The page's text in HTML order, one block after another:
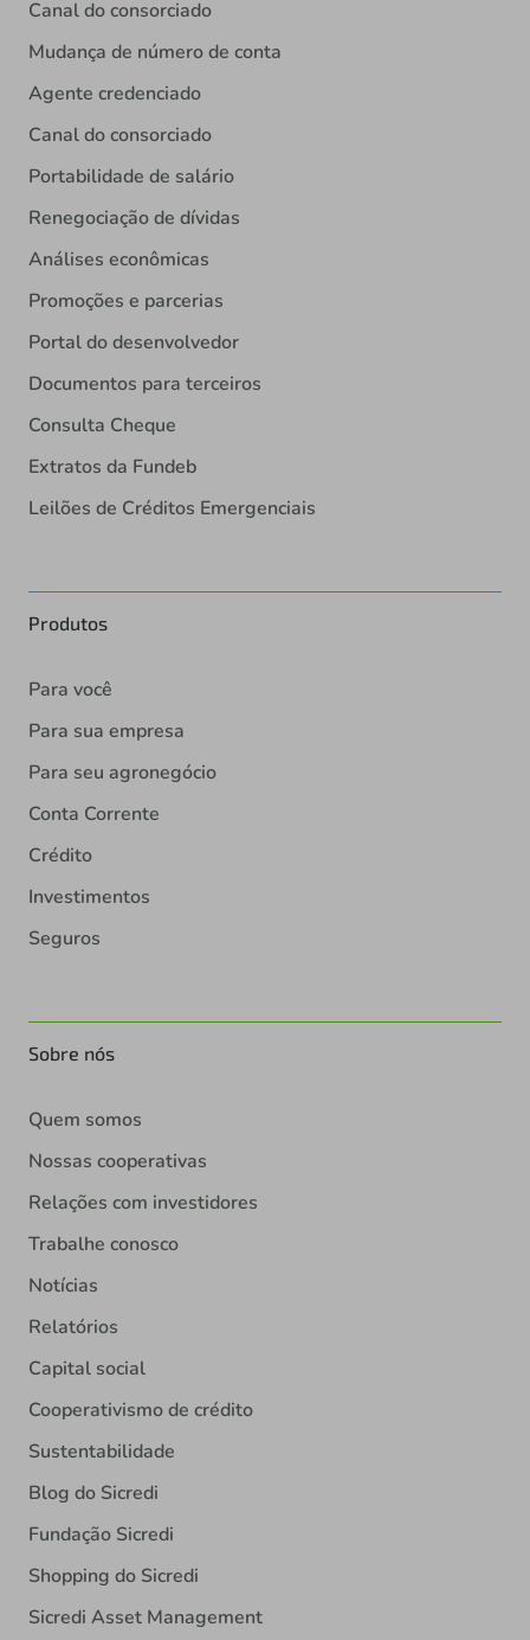
Canal do consorciado
Mudança de número de conta
Agente credenciado
Canal do consorciado
Portabilidade de salário
Renegociação de dívidas
Análises econômicas
Promoções e parcerias
Portal do desenvolvedor
Documentos para terceiros
Consulta Cheque
Extratos da Fundeb
Leilões de Créditos Emergenciais
Produtos
Para você
Para sua empresa
Para seu agronegócio
Conta Corrente
Crédito
Investimentos
Seguros
Sobre nós
Quem somos
Nossas cooperativas
Relações com investidores
Trabalhe conosco
Notícias
Relatórios
Capital social
Cooperativismo de crédito
Sustentabilidade
Blog do Sicredi
Fundação Sicredi
Shopping do Sicredi
Sicredi Asset Management